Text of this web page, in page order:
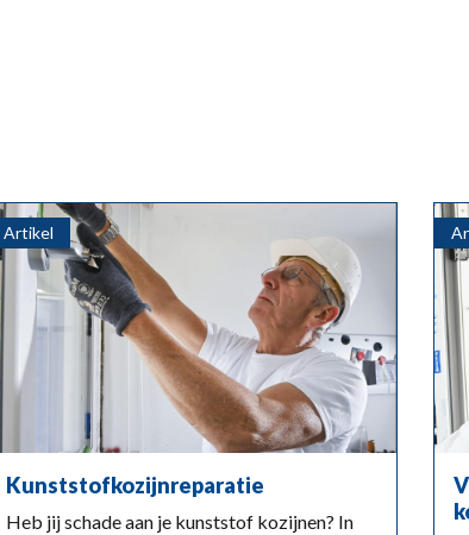
Artikel
Kunststofkozijnreparatie
Heb jij schade aan je kunststof kozijnen? In